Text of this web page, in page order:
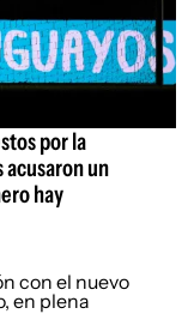
por la
acusaron un
hay